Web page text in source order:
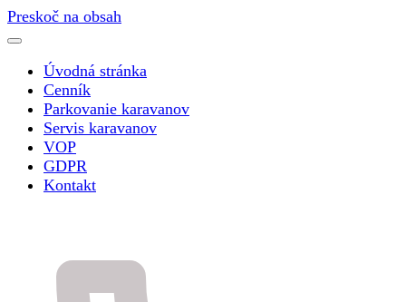
Preskoč na obsah
Úvodná stránka
Cenník
Parkovanie karavanov
Servis karavanov
VOP
GDPR
Kontakt